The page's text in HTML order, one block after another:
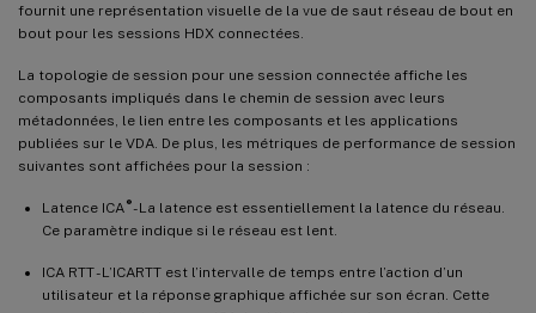
fournit une représentation visuelle de la vue de saut réseau de bout en
bout pour les sessions HDX connectées.
La topologie de session pour une session connectée affiche les
composants impliqués dans le chemin de session avec leurs
métadonnées, le lien entre les composants et les applications
publiées sur le VDA. De plus, les métriques de performance de session
suivantes sont affichées pour la session :
Latence ICA ®- La latence est essentiellement la latence du réseau.
Ce paramètre indique si le réseau est lent.
ICA RTT - L’ICARTT est l’intervalle de temps entre l’action d’un
utilisateur et la réponse graphique affichée sur son écran. Cette